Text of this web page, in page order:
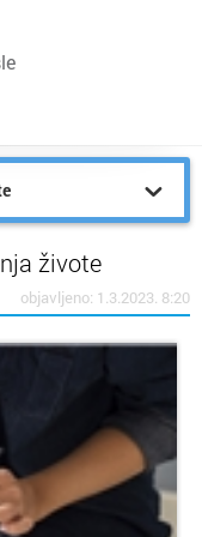
živote
objavljeno: 1.3.2023. 8:20